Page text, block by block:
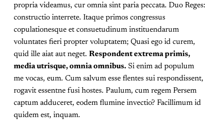
propria videamus, cur omnia sint paria peccata. Duo Reges:
constructio interrete. Itaque primos congressus
copulationesque et consuetudinum instituendarum
voluntates fieri propter voluptatem; Quasi ego id curem,
quid ille aiat aut neget. Respondent extrema primis,
media utrisque, omnia omnibus. Si enim ad populum
me vocas, eum. Cum salvum esse flentes sui respondissent,
rogavit essentne fusi hostes. Paulum, cum regem Persem
captum adduceret, eodem flumine invectio? Facillimum id
quidem est, inquam.